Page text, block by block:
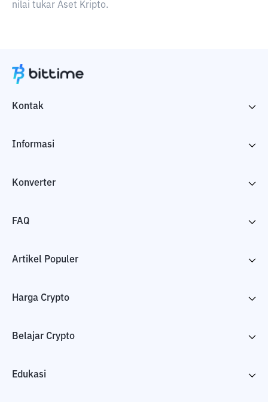
nilai tukar Aset Kripto.
Kontak
Informasi
Konverter
FAQ
Artikel Populer
Harga Crypto
Belajar Crypto
Edukasi